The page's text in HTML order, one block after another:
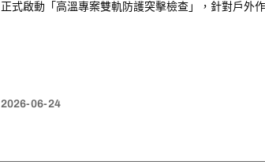
正式啟動「高溫專案雙軌防護突擊檢查」，針對戶外
2026-06-24